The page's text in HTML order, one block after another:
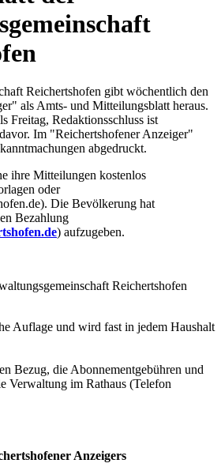
Reichertshofen gibt wöchentlich den
als Amts- und Mitteilungsblatt heraus.
Freitag, Redaktionsschluss ist
Im "Reichertshofener Anzeiger"
abgedruckt.
ihre Mitteilungen kostenlos
oder
Die Bevölkerung hat
Bezahlung
) aufzugeben.
Auflage und wird fast in jedem Haushalt
Bezug, die Abonnementgebühren und
Verwaltung im Rathaus (Telefon
Anzeigers